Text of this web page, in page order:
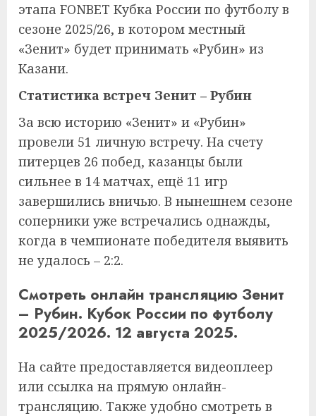
этапа FONBET Кубка России по футболу в
сезоне 2025/26, в котором местный
«Зенит» будет принимать «Рубин» из
Казани.
Статистика встреч Зенит – Рубин
За всю историю «Зенит» и «Рубин»
провели 51 личную встречу. На счету
питерцев 26 побед, казанцы были
сильнее в 14 матчах, ещё 11 игр
завершились вничью. В нынешнем сезоне
соперники уже встречались однажды,
когда в чемпионате победителя выявить
не удалось – 2:2.
Смотреть онлайн трансляцию Зенит
– Рубин. Кубок России по футболу
2025/2026. 12 августа 2025.
На сайте предоставляется видеоплеер
или ссылка на прямую онлайн-
трансляцию. Также удобно смотреть в